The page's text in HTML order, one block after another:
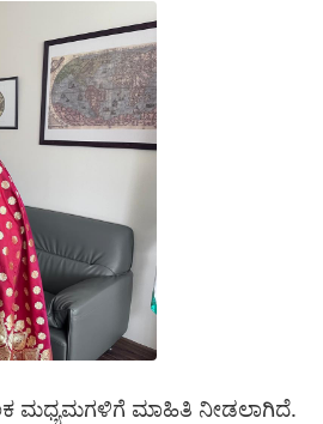
ಮಧ್ಯಮಗಳಿಗೆ ಮಾಹಿತಿ ನೀಡಲಾಗಿದೆ.